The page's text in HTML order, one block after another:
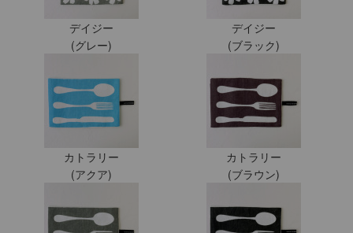
デイジー
(グレー)
デイジー
(ブラック)
カトラリー
(アクア)
カトラリー
(ブラウン)